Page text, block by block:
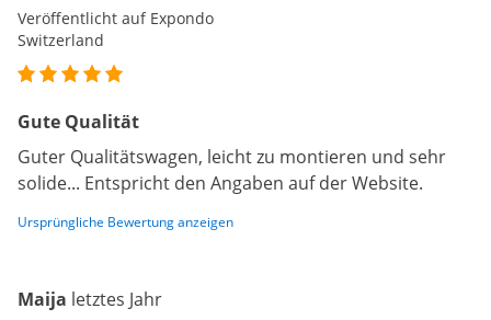
Veröffentlicht auf Expondo
Switzerland
Gute Qualität
Guter Qualitätswagen, leicht zu montieren und sehr
solide... Entspricht den Angaben auf der Website.
Ursprüngliche Bewertung anzeigen
Maija letztes Jahr